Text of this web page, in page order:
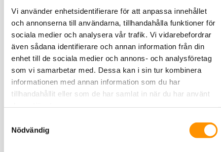
Vi använder enhetsidentifierare för att anpassa innehållet
och annonserna till användarna, tillhandahålla funktioner för
sociala medier och analysera vår trafik. Vi vidarebefordrar
även sådana identifierare och annan information från din
enhet till de sociala medier och annons- och analysföretag
som vi samarbetar med. Dessa kan i sin tur kombinera
informationen med annan information som du har
tillhandahållit eller som de har samlat in när du har använt
Nödvändig
Bygelfäste för vägg & tvärjärn, Tykoflex